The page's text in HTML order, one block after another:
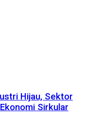
Hijau, Sektor
Sirkular